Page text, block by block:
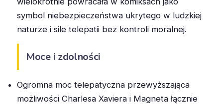
symbol niebezpieczeństwa ukrytego w ludzkiej
naturze i sile telepatii bez kontroli moralnej.
Moce i zdolności
Ogromna moc telepatyczna przewyższająca
możliwości Charlesa Xaviera i Magneta łącznie